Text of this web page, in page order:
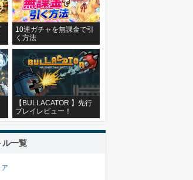
10連ガチャを無課金で引
く方法
【BULLACATOR 】先行
プレイレビュー！
ル一覧